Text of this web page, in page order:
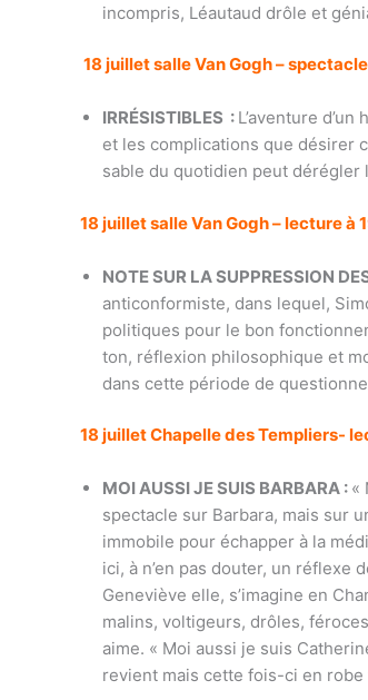
incompris, Léautaud drôle et
18 juillet salle Van Gogh –
IRRÉSISTIBLES : L’aventure
et les complications que désirer
sable du quotidien peut dérégler
18 juillet salle Van Gogh – lecture à
NOTE SUR LA SUPPRESSION
anticonformiste, dans lequel,
politiques pour le bon
ton, réflexion philosophique et
dans cette période de
18 juillet Chapelle des Templiers-
MOI AUSSI JE SUIS BARBARA : «
spectacle sur Barbara, mais sur
immobile pour échapper à la
ici, à n’en pas douter, un réflexe
Geneviève elle, s’imagine en
malins, voltigeurs, drôles,
aime. « Moi aussi je suis
revient mais cette fois-ci en